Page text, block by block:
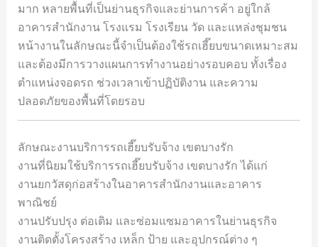
มาก หลายพื้นที่เป็นย่านธุรกิจและย่านการค้า อยู่ใกล้
อาคารสำนักงาน โรงแรม โรงเรียน วัด และแหล่งชุมชน
หน้างานในลักษณะนี้จำเป็นต้องใช้รถเฮี๊ยบขนาดเหมาะสม
และต้องมีการวางแผนการทำงานอย่างรอบคอบ ทั้งเรื่อง
ตำแหน่งจอดรถ ช่วงเวลาเข้าปฏิบัติงาน และความ
ปลอดภัยของพื้นที่โดยรอบ
ลักษณะงานบริการรถเฮี๊ยบรับจ้าง เขตบางรัก
งานที่นิยมใช้บริการรถเฮี๊ยบรับจ้าง เขตบางรัก ได้แก่
งานยกวัสดุก่อสร้างในอาคารสำนักงานและอาคาร
พาณิชย์
งานปรับปรุง ต่อเติม และซ่อมแซมอาคารในย่านธุรกิจ
งานติดตั้งโครงสร้าง เหล็ก ป้าย และอุปกรณ์ต่าง ๆ